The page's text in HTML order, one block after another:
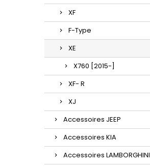
XF
F-Type
XE
X760 [2015-]
XF- R
XJ
Accessoires JEEP
Accessoires KIA
Accessoires LAMBORGHINI